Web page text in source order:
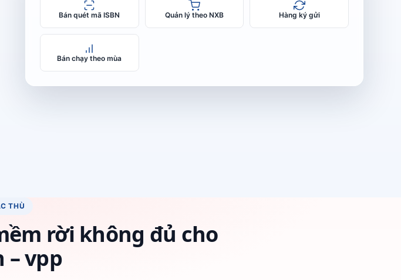
Bán quét mã ISBN Quản lý theo NXB Hàng ký gửi
Bán chạy theo mùa
THÙ
rời không đủ cho
– vpp